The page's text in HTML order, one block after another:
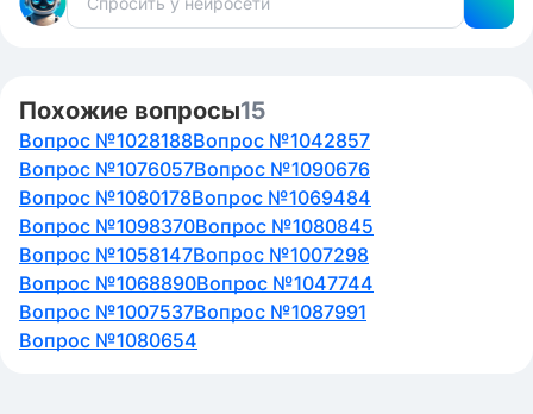
Похожие вопросы15
Вопрос №1028188Вопрос №1042857
Вопрос №1076057Вопрос №1090676
Вопрос №1080178Вопрос №1069484
Вопрос №1098370Вопрос №1080845
Вопрос №1058147Вопрос №1007298
Вопрос №1068890Вопрос №1047744
Вопрос №1007537Вопрос №1087991
Вопрос №1080654